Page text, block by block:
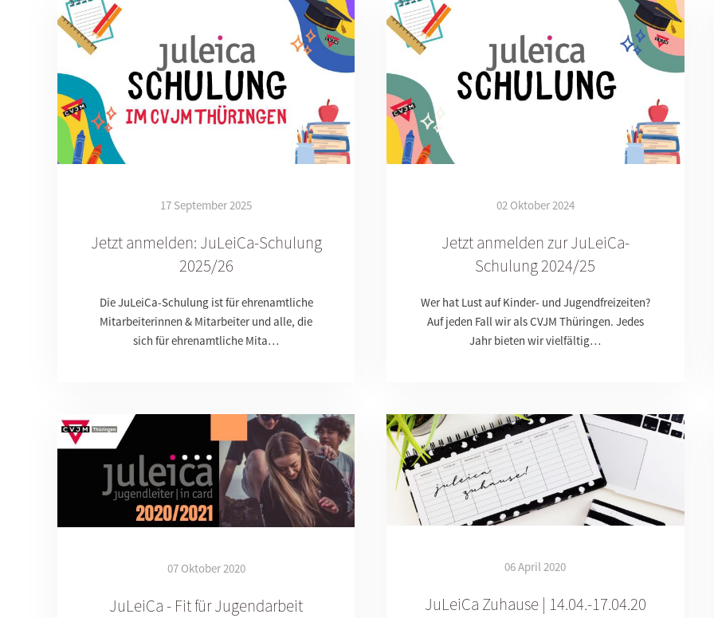
17 September 2025
Jetzt anmelden: JuLeiCa-Schulung
2025/26
Die JuLeiCa-Schulung ist für ehrenamtliche
Mitarbeiterinnen & Mitarbeiter und alle, die
sich für ehrenamtliche Mita…
02 Oktober 2024
Jetzt anmelden zur JuLeiCa-
Schulung 2024/25
Wer hat Lust auf Kinder- und Jugendfreizeiten?
Auf jeden Fall wir als CVJM Thüringen. Jedes
Jahr bieten wir vielfältig…
07 Oktober 2020
JuLeiCa - Fit für Jugendarbeit
06 April 2020
JuLeiCa Zuhause | 14.04.-17.04.20